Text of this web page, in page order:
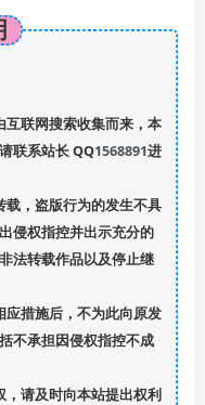
联网搜索收集而来，本
联系站长 QQ1568891进
，盗版行为的发生不具
侵权指控并出示充分的
法转载作品以及停止继
措施后，不为此向原发
不承担因侵权指控不成
请及时向本站提出权利